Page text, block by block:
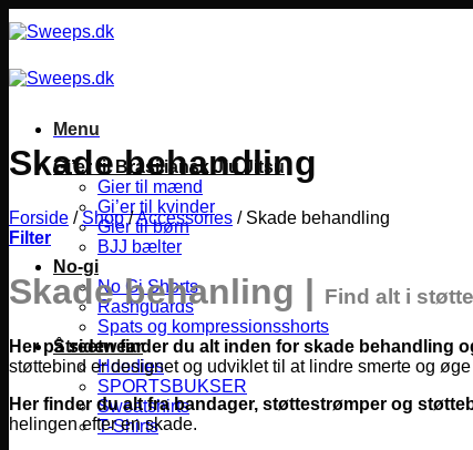
til
Menu
Gi’er til Brasiliansk Jiu Jitsu
Gier til mænd
Gi’er til kvinder
Gier til børn
BJJ bælter
No-gi
No Gi Shorts
Rashguards
Spats og kompressionsshorts
Streetwear
Hoodies
SPORTSBUKSER
Sweatshirts
T-Shirts
Skade behandling
Forside / Shop /Accessories /Skade behandling
Filter
Skade behanling | Find alt i
Her på siden finder du alt inden for skade behandling
støttebind er designet og udviklet til at lindre smerte og
Her finder du alt fra bandager, støttestrømper og
helingen efter en skade.